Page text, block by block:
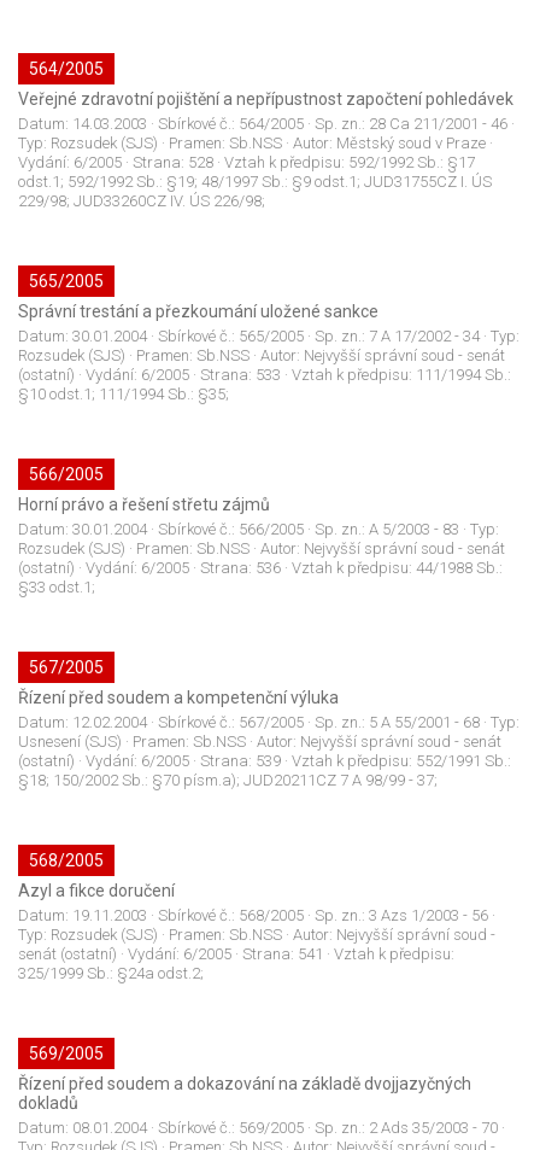
564/2005
Veřejné zdravotní pojištění a nepřípustnost započtení pohledávek
Datum: 14.03.2003 · Sbírkové č.: 564/2005 · Sp. zn.: 28 Ca 211/2001 - 46 ·
Typ: Rozsudek (SJS) · Pramen: Sb.NSS · Autor: Městský soud v Praze ·
Vydání: 6/2005 · Strana: 528 · Vztah k předpisu: 592/1992 Sb.: §17
odst.1; 592/1992 Sb.: §19; 48/1997 Sb.: §9 odst.1; JUD31755CZ I. ÚS
229/98; JUD33260CZ IV. ÚS 226/98;
565/2005
Správní trestání a přezkoumání uložené sankce
Datum: 30.01.2004· Sbírkové č.: 565/2005 · Sp. zn.: 7 A 17/2002 - 34· Typ:
Rozsudek (SJS) · Pramen: Sb.NSS · Autor: Nejvyšší správní soud - senát
(ostatní) · Vydání: 6/2005 · Strana: 533 · Vztah k předpisu: 111/1994 Sb.:
§10 odst.1; 111/1994 Sb.: §35;
566/2005
Horní právo a řešení střetu zájmů
Datum: 30.01.2004· Sbírkové č.: 566/2005 · Sp. zn.: A 5/2003 - 83 · Typ:
Rozsudek (SJS) · Pramen: Sb.NSS · Autor: Nejvyšší správní soud - senát
(ostatní) · Vydání: 6/2005 · Strana: 536 · Vztah k předpisu: 44/1988 Sb.:
§33 odst.1;
567/2005
Řízení před soudem a kompetenční výluka
Datum: 12.02.2004· Sbírkové č.: 567/2005 · Sp. zn.: 5 A 55/2001 - 68 · Typ:
Usnesení (SJS) · Pramen: Sb.NSS · Autor: Nejvyšší správní soud - senát
(ostatní) · Vydání: 6/2005 · Strana: 539 · Vztah k předpisu: 552/1991 Sb.:
§18; 150/2002 Sb.: §70 písm.a); JUD20211CZ 7 A 98/99 - 37;
568/2005
Azyl a fikce doručení
Datum: 19.11.2003 · Sbírkové č.: 568/2005 · Sp. zn.: 3 Azs 1/2003 - 56 ·
Typ: Rozsudek (SJS) · Pramen: Sb.NSS · Autor: Nejvyšší správní soud -
senát (ostatní) · Vydání: 6/2005 · Strana: 541 · Vztah k předpisu:
325/1999 Sb.: §24a odst.2;
569/2005
Řízení před soudem a dokazování na základě dvojjazyčných
dokladů
Datum: 08.01.2004· Sbírkové č.: 569/2005 · Sp. zn.: 2 Ads 35/2003 - 70 ·